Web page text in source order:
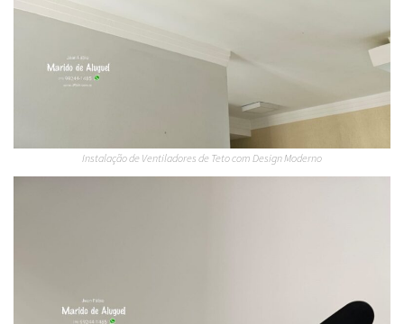
Instalação de Ventiladores de Teto com Design Moderno